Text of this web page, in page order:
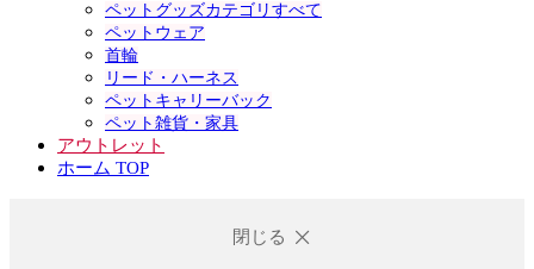
ペットグッズカテゴリすべて
ペットウェア
首輪
リード・ハーネス
ペットキャリーバック
ペット雑貨・家具
アウトレット
ホーム TOP
閉じる